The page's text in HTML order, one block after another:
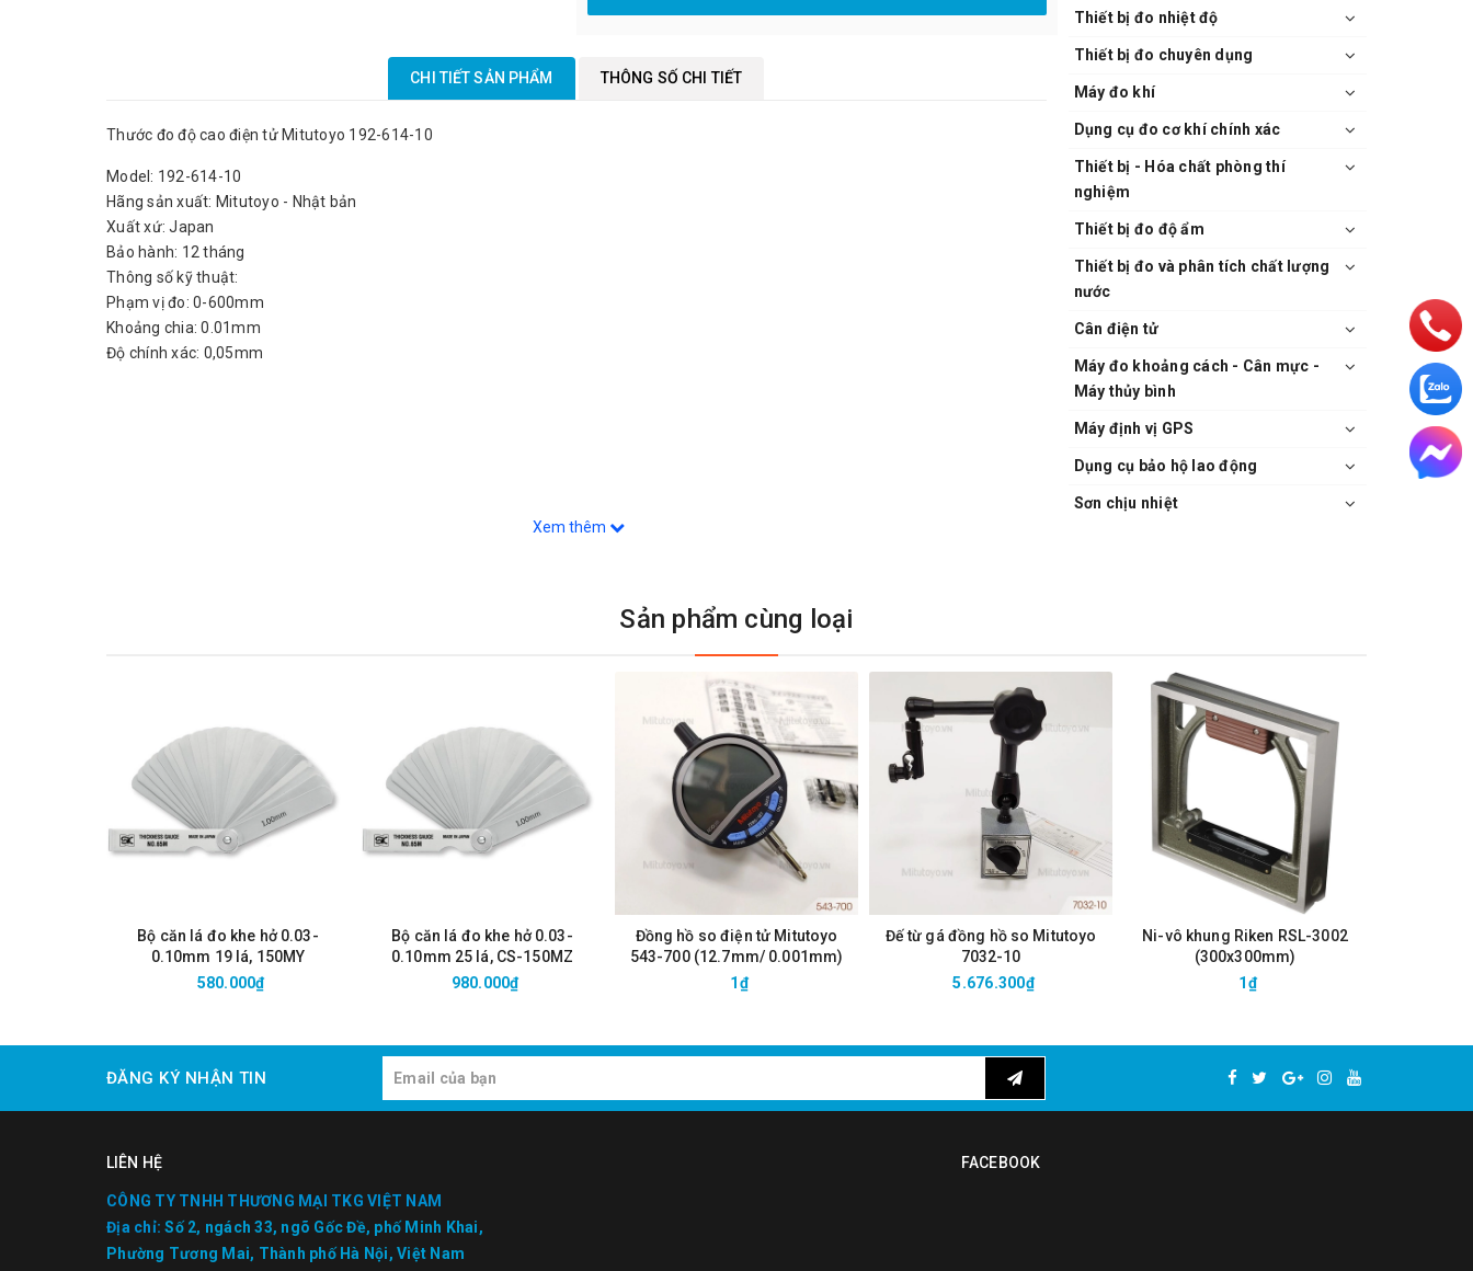
CHI TIẾT SẢN PHẨM THÔNG SỐ CHI TIẾT
Thước đo độ cao điện tử Mitutoyo 192-614-10
Model: 192-614-10
Hãng sản xuất: Mitutoyo - Nhật bản
Xuất xứ: Japan
Bảo hành: 12 tháng
Thông số kỹ thuật:
Phạm vị đo: 0-600mm
Khoảng chia: 0.01mm
Độ chính xác: 0,05mm
Xem thêm
Thiết bị đo nhiệt độ
Thiết bị đo chuyên dụng
Máy đo khí
Dụng cụ đo cơ khí chính xác
Thiết bị - Hóa chất phòng thí
nghiệm
Thiết bị đo độ ẩm
Thiết bị đo và phân tích chất lượng
nước
Cân điện tử
Máy đo khoảng cách - Cân mực -
Máy thủy bình
Máy định vị GPS
Dụng cụ bảo hộ lao động
Sơn chịu nhiệt
Sản phẩm cùng loại
Bộ căn lá đo khe hở 0.03-
0.10mm 19 lá, 150MY
580.000₫
Bộ căn lá đo khe hở 0.03-
0.10mm 25 lá, CS-150MZ
980.000₫
Đồng hồ so điện tử Mitutoyo
543-700 (12.7mm/ 0.001mm)
1₫
Đế từ gá đồng hồ so Mitutoyo
7032-10
5.676.300₫
Ni-vô khung Riken RSL-3002
(300x300mm)
1₫
ĐĂNG KÝ NHẬN TIN
LIÊN HỆ
CÔNG TY TNHH THƯƠNG MẠI TKG VIỆT NAM
Địa chỉ: Số 2, ngách 33, ngõ Gốc Đề, phố Minh Khai,
Phường Tương Mai, Thành phố Hà Nội, Việt Nam
FACEBOOK